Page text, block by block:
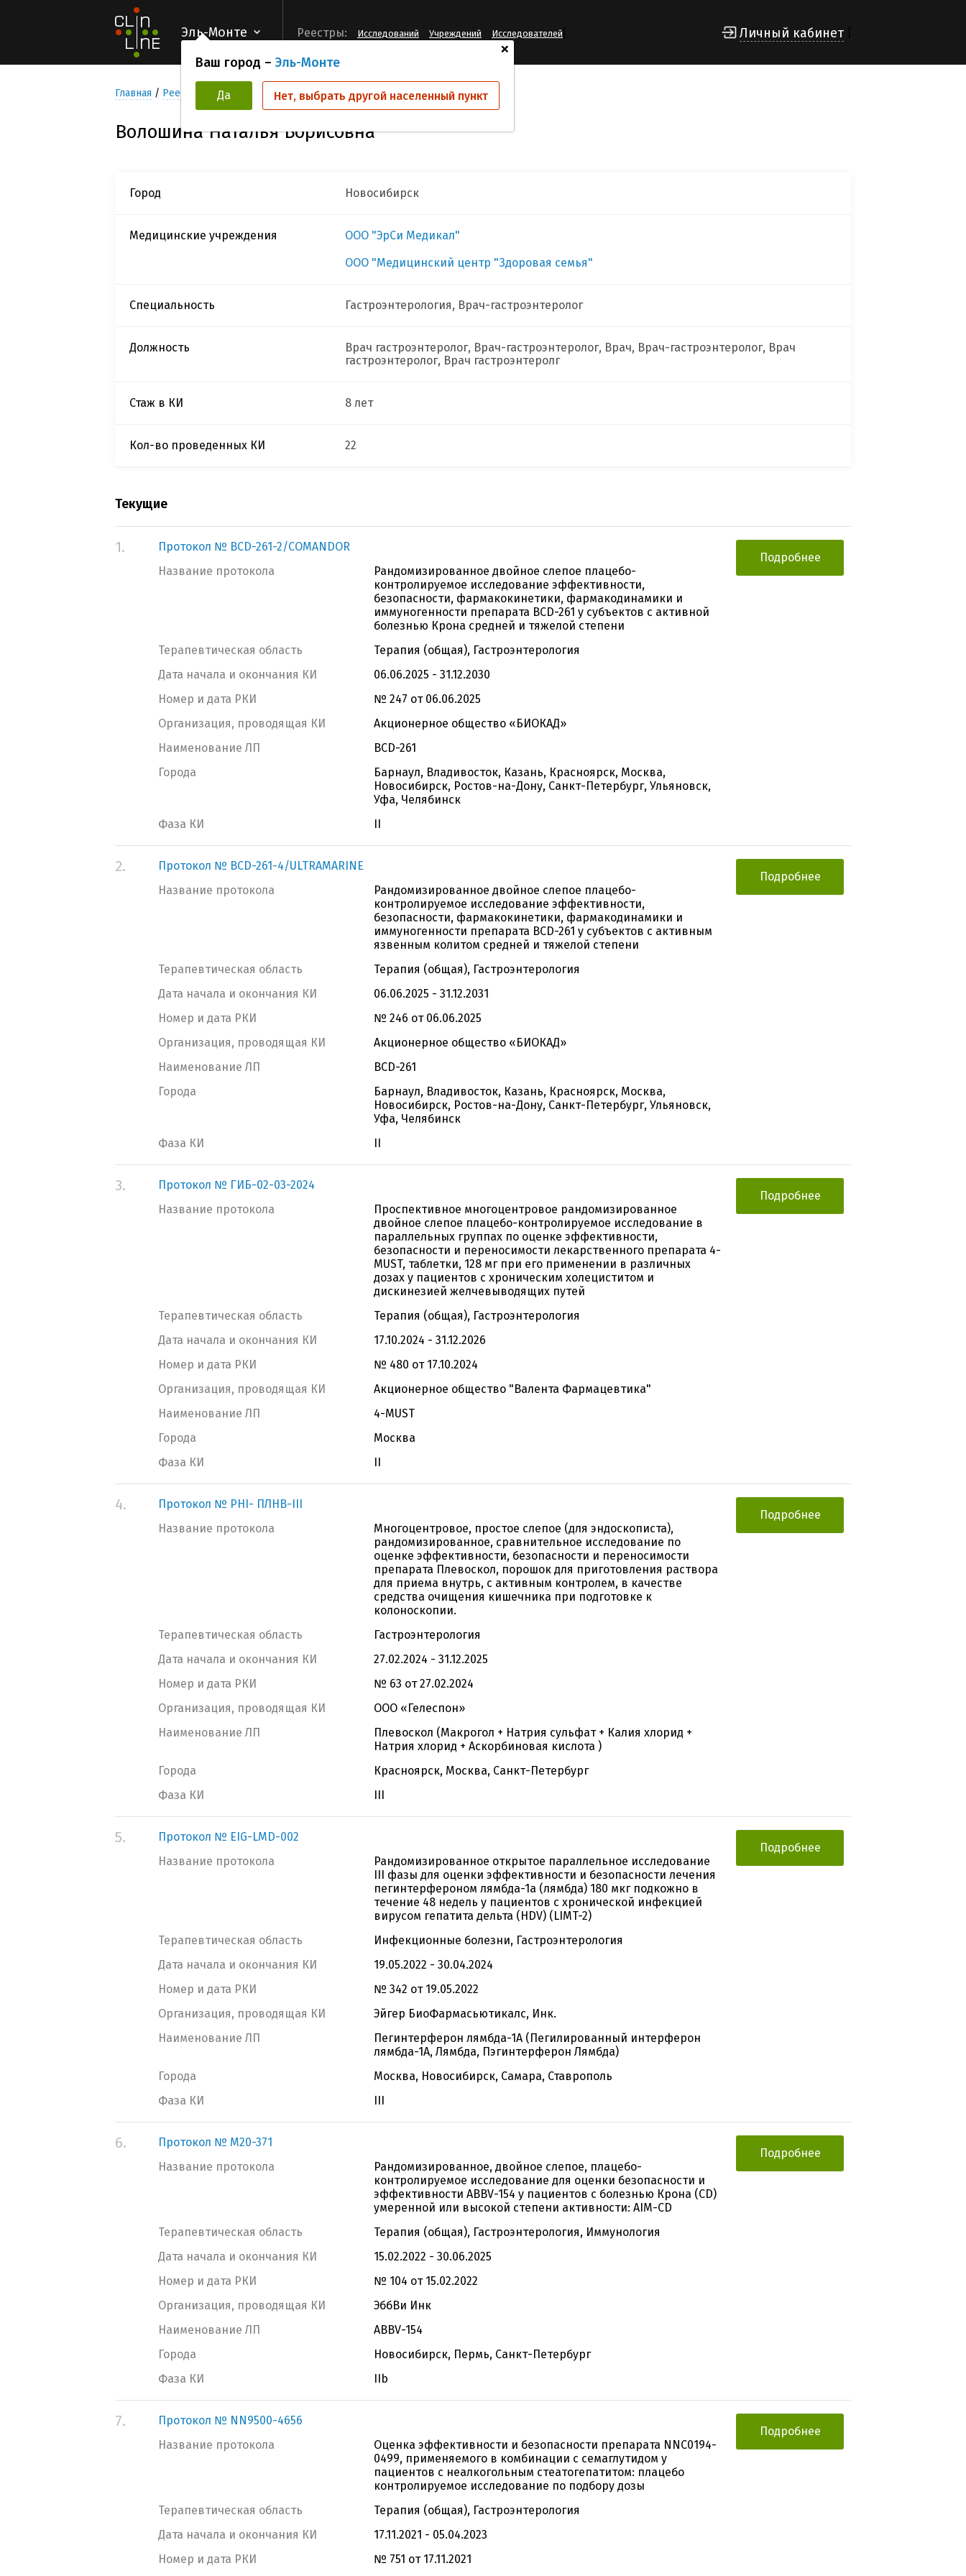
Эль-Монте
+
Ваш город – Эль-Монте
Да Нет, выбрать другой населенный пункт
Реестры: Исследований Учреждений Исследователей Личный кабинет
Главная Реестр Исследователей Волошина Наталья Борисовна
Волошина Наталья Борисовна
Город Новосибирск
Медицинские учреждения
ООО "ЭрСи Медикал"
ООО "Медицинский центр "Здоровая семья"
Специальность Гастроэнтерология, Врач-гастроэнтеролог
Должность
Врач гастроэнтеролог, Врач-гастроэнтеролог, Врач, Врач-гастроэнтеролог, Врач
гастроэнтеролог, Врач гастроэнтеролг
Стаж в КИ 8 лет
Кол-во проведенных КИ 22
Текущие
1.
Протокол № BCD-261-2/COMANDOR
Название протокола
Рандомизированное двойное слепое плацебо-
контролируемое исследование эффективности,
безопасности, фармакокинетики, фармакодинамики и
иммуногенности препарата BCD-261 у субъектов с активной
болезнью Крона средней и тяжелой степени
Терапевтическая область
Терапия (общая), Гастроэнтерология
Дата начала и окончания КИ
06.06.2025 - 31.12.2030
Номер и дата РКИ
№ 247 от 06.06.2025
Организация, проводящая КИ
Акционерное общество «БИОКАД»
Наименование ЛП
BCD-261
Города
Барнаул, Владивосток, Казань, Красноярск, Москва,
Новосибирск, Ростов-на-Дону, Санкт-Петербург, Ульяновск,
Уфа, Челябинск
Фаза КИ
II
Подробнее
2.
Протокол № BCD-261-4/ULTRAMARINE
Название протокола
Рандомизированное двойное слепое плацебо-
контролируемое исследование эффективности,
безопасности, фармакокинетики, фармакодинамики и
иммуногенности препарата BCD-261 у субъектов с активным
язвенным колитом средней и тяжелой степени
Терапевтическая область
Терапия (общая), Гастроэнтерология
Дата начала и окончания КИ
06.06.2025 - 31.12.2031
Номер и дата РКИ
№ 246 от 06.06.2025
Организация, проводящая КИ
Акционерное общество «БИОКАД»
Наименование ЛП
BCD-261
Города
Барнаул, Владивосток, Казань, Красноярск, Москва,
Новосибирск, Ростов-на-Дону, Санкт-Петербург, Ульяновск,
Уфа, Челябинск
Фаза КИ
II
Подробнее
3.
Протокол № ГИБ-02-03-2024
Название протокола
Проспективное многоцентровое рандомизированное
двойное слепое плацебо-контролируемое исследование в
параллельных группах по оценке эффективности,
безопасности и переносимости лекарственного препарата 4-
MUST, таблетки, 128 мг при его применении в различных
дозах у пациентов с хроническим холециститом и
дискинезией желчевыводящих путей
Терапевтическая область
Терапия (общая), Гастроэнтерология
Дата начала и окончания КИ
17.10.2024 - 31.12.2026
Номер и дата РКИ
№ 480 от 17.10.2024
Организация, проводящая КИ
Акционерное общество "Валента Фармацевтика"
Наименование ЛП
4-MUST
Города
Москва
Фаза КИ
II
Подробнее
4.
Протокол № PHI- ПЛНВ-III
Название протокола
Многоцентровое, простое слепое (для эндоскописта),
рандомизированное, сравнительное исследование по
оценке эффективности, безопасности и переносимости
препарата Плевоскол, порошок для приготовления раствора
для приема внутрь, с активным контролем, в качестве
средства очищения кишечника при подготовке к
колоноскопии.
Терапевтическая область
Гастроэнтерология
Дата начала и окончания КИ
27.02.2024 - 31.12.2025
Номер и дата РКИ
№ 63 от 27.02.2024
Организация, проводящая КИ
ООО «Гелеспон»
Наименование ЛП
Плевоскол (Макрогол + Натрия сульфат + Калия хлорид +
Натрия хлорид + Аскорбиновая кислота )
Города
Красноярск, Москва, Санкт-Петербург
Фаза КИ
III
Подробнее
5.
Протокол № EIG-LMD-002
Название протокола
Рандомизированное открытое параллельное исследование
III фазы для оценки эффективности и безопасности лечения
пегинтерфероном лямбда-1а (лямбда) 180 мкг подкожно в
течение 48 недель у пациентов с хронической инфекцией
вирусом гепатита дельта (HDV) (LIMT-2)
Терапевтическая область
Инфекционные болезни, Гастроэнтерология
Дата начала и окончания КИ
19.05.2022 - 30.04.2024
Номер и дата РКИ
№ 342 от 19.05.2022
Организация, проводящая КИ
Эйгер БиоФармасьютикалс, Инк.
Наименование ЛП
Пегинтерферон лямбда-1А (Пегилированный интерферон
лямбда-1А, Лямбда, Пэгинтерферон Лямбда)
Города
Москва, Новосибирск, Самара, Ставрополь
Фаза КИ
III
Подробнее
6.
Протокол № M20-371
Название протокола
Рандомизированное, двойное слепое, плацебо-
контролируемое исследование для оценки безопасности и
эффективности ABBV-154 у пациентов с болезнью Крона (CD)
умеренной или высокой степени активности: AIM-CD
Терапевтическая область
Терапия (общая), Гастроэнтерология, Иммунология
Дата начала и окончания КИ
15.02.2022 - 30.06.2025
Номер и дата РКИ
№ 104 от 15.02.2022
Организация, проводящая КИ
ЭббВи Инк
Наименование ЛП
ABBV-154
Города
Новосибирск, Пермь, Санкт-Петербург
Фаза КИ
IIb
Подробнее
7.
Протокол № NN9500-4656
Название протокола
Оценка эффективности и безопасности препарата NNC0194-
0499, применяемого в комбинации с семаглутидом у
пациентов с неалкогольным стеатогепатитом: плацебо
контролируемое исследование по подбору дозы
Терапевтическая область
Терапия (общая), Гастроэнтерология
Дата начала и окончания КИ
17.11.2021 - 05.04.2023
Номер и дата РКИ
№ 751 от 17.11.2021
Подробнее